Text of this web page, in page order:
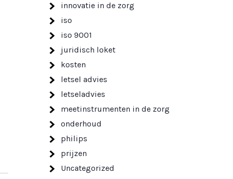
innovatie in de zorg
iso
iso 9001
juridisch loket
kosten
letsel advies
letseladvies
meetinstrumenten in de zorg
onderhoud
philips
prijzen
Uncategorized